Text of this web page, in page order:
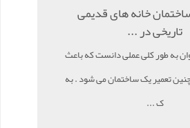
خانه های قدیمی
تاریخی در ...
به طور کلی عملی دانست که باعث
تعمیر یک ساختمان می شود . به
ک ...